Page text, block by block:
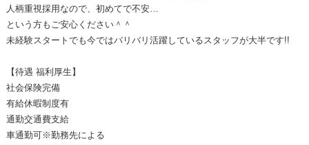
人柄重視採用なので、初めてで不安…
という方もご安心ください＾＾
未経験スタートでも今ではバリバリ活躍しているスタッフが大半です!!
【待遇 福利厚生】
社会保険完備
有給休暇制度有
通勤交通費支給
車通勤可※勤務先による